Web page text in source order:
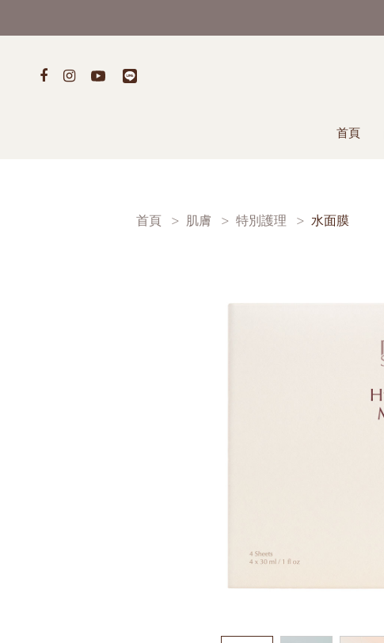
首頁
首頁 肌膚 特別護理 水面膜